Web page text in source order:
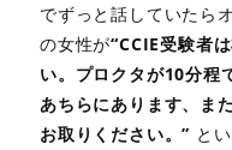
でずっと話していたら
の女性が“CCIE受験者
い。プロクタが10分程
あちらにあります、ま
お取りください。” と